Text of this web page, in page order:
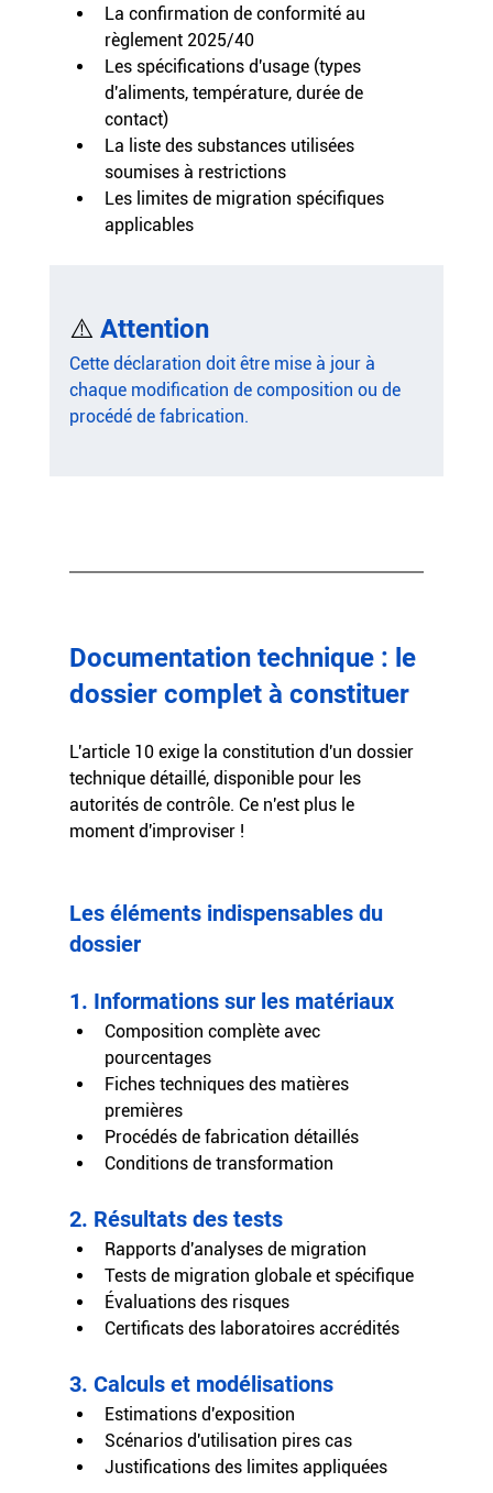
La confirmation de conformité au
règlement 2025/40
Les spécifications d'usage (types
d'aliments, température, durée de
contact)
La liste des substances utilisées
soumises à restrictions
Les limites de migration spécifiques
applicables
⚠️ Attention
Cette déclaration doit être mise à jour à
chaque modification de composition ou de
procédé de fabrication.
Documentation technique : le
dossier complet à constituer
L'article 10 exige la constitution d'un dossier
technique détaillé, disponible pour les
autorités de contrôle. Ce n'est plus le
moment d'improviser !
Les éléments indispensables du
dossier
1. Informations sur les matériaux
Composition complète avec
pourcentages
Fiches techniques des matières
premières
Procédés de fabrication détaillés
Conditions de transformation
2. Résultats des tests
Rapports d'analyses de migration
Tests de migration globale et spécifique
Évaluations des risques
Certificats des laboratoires accrédités
3. Calculs et modélisations
Estimations d'exposition
Scénarios d'utilisation pires cas
Justifications des limites appliquées